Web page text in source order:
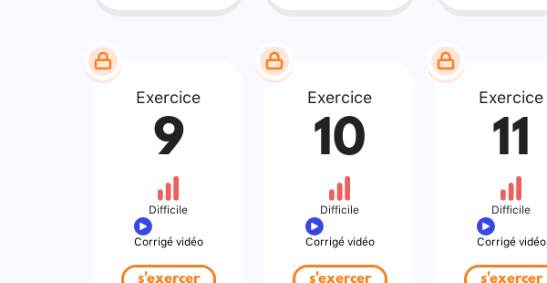
Exercice
9
Difficile
Corrigé vidéo
s'exercer
Exercice
10
Difficile
Corrigé vidéo
s'exercer
Exercice
11
Difficile
Corrigé vidéo
s'exercer